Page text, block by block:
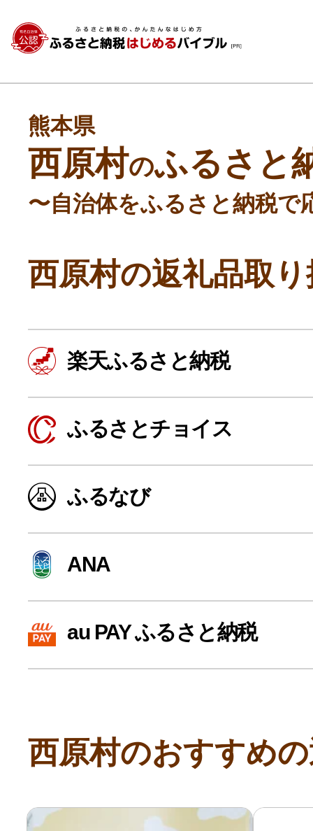
よく見られている返礼品
ふるさと納税徹底比較
寄付上限額シミュレーション
副業・パラレルワーカー
個人事業主・フリーラン
熊本県
西原村のふるさと
〜自治体をふるさと納税で
西原村の返礼品取
楽天ふるさと納税
ふるさとチョイス
ふるなび
ANA
au PAY ふるさと納税
西原村のおすすめ